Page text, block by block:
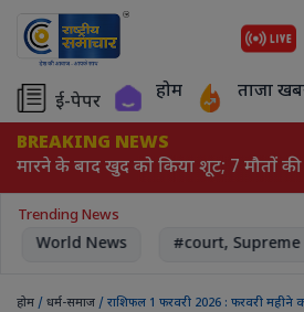
ई-पेपर होम ताजा
BREAKING NEWS
मारने के बाद खुद को किया शूट; 7 मौतों की
Trending News
World News #court, Supreme
होम / धर्म-समाज / राशिफल 1 फरवरी 2026 : फरवरी महीने